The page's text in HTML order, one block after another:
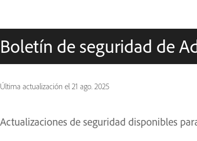
Boletín de seguridad de
Última actualización el 21 ago. 2025
Actualizaciones de seguridad disponibles